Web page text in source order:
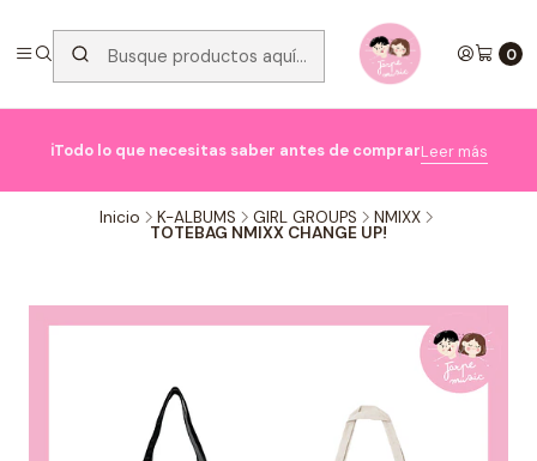
0
ℹ️Todo lo que necesitas saber antes de comprarLeer más
Inicio K-ALBUMS GIRL GROUPS NMIXX
TOTEBAG NMIXX CHANGE UP!